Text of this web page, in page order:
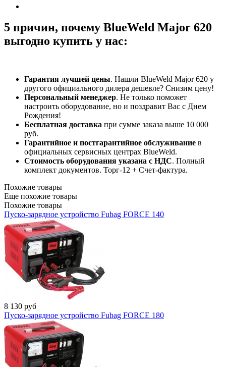
5 причин, почему BlueWeld Major 620
выгодно купить у нас:
Гарантия лучшей цены. Нашли BlueWeld Major 620 у
другого официального дилера дешевле? Снизим цену!
Персональный менеджер. Не только поможет
настроить оборудование, но и поздравит Вас с Днем
Рождения!
Бесплатная доставка при сумме заказа выше 10 000
руб.
Гарантийное и постгарантийное обслуживание в
официальных сервисных центрах BlueWeld.
Стоимость оборудования указана с НДС. Полный
комплект документов. Торг-12 + Счет-фактура.​
Похожие товары
Еще похожие товары
Похожие товары
Пуско-зарядное устройство Fubag FORCE 140
8 130 руб
Пуско-зарядное устройство Fubag FORCE 180